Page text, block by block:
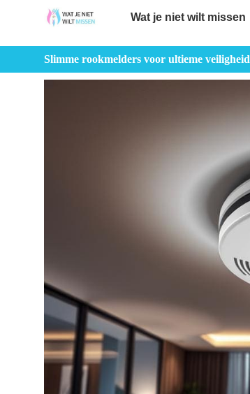
Wat je niet wilt missen
Slimme rookmelders voor ultieme veiligheid